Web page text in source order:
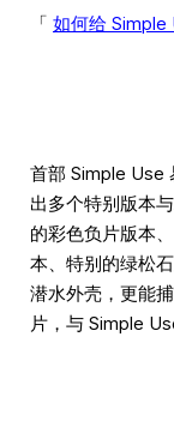
「 如何给 Simple
首部 Simple Use
出多个特别版本
的彩色负片版本
本、特别的绿松
潜水外壳，更能
片，与 Simple